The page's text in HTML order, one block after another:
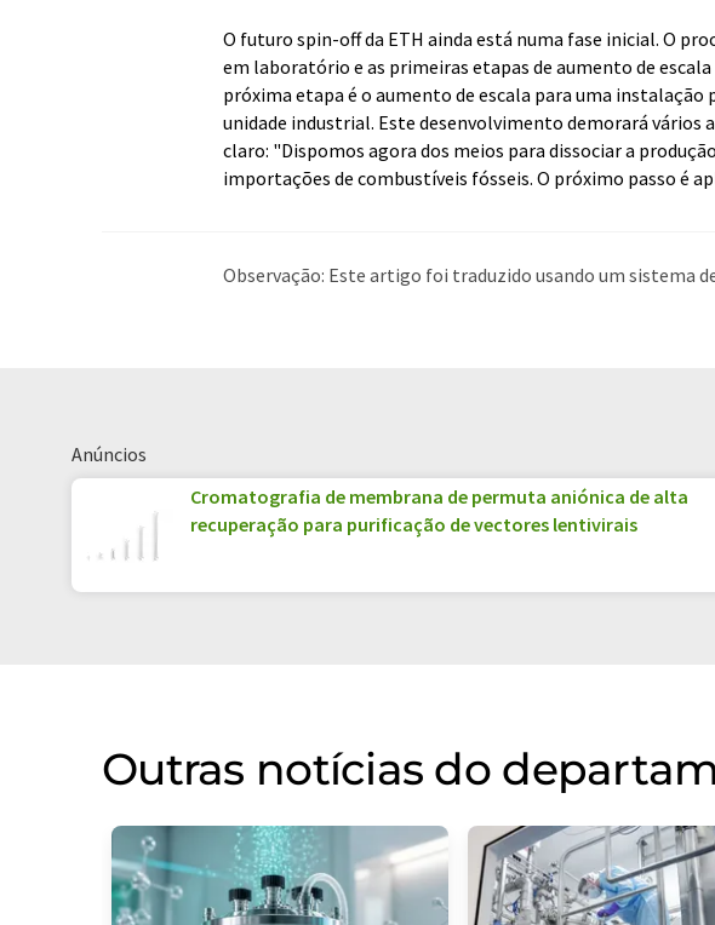
O futuro spin-off da ETH ainda está numa fase inicial. O
em laboratório e as primeiras etapas de aumento de
próxima etapa é o aumento de escala para uma
unidade industrial. Este desenvolvimento demorará vários
claro: "Dispomos agora dos meios para dissociar a
importações de combustíveis fósseis. O próximo passo é
Observação: Este artigo foi traduzido usando um sistema
Anúncios
Cromatografia de membrana de permuta aniónica de alta
recuperação para purificação de vectores lentivirais
Outras notícias do